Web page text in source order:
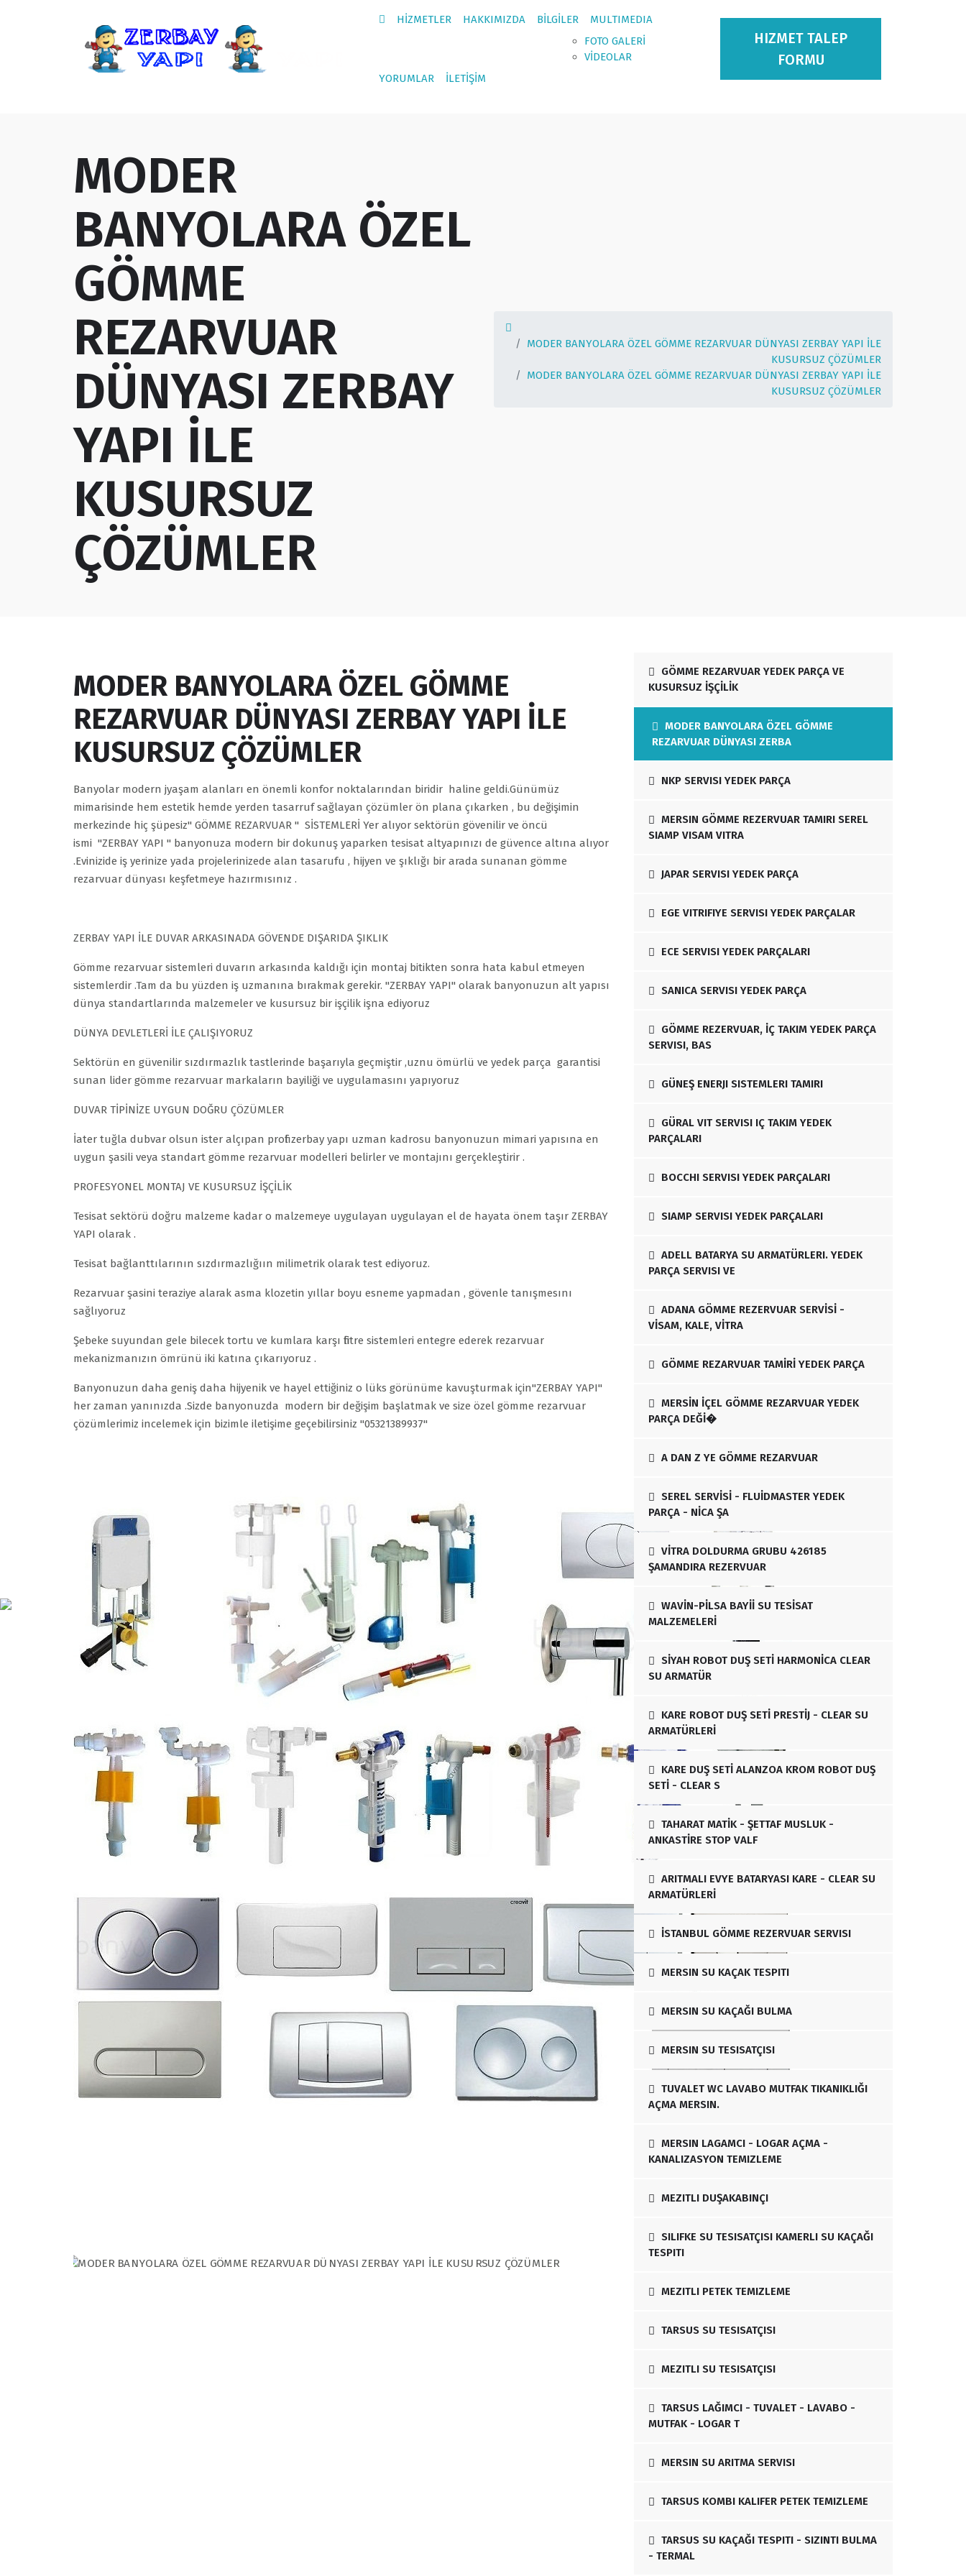
HİZMETLER HAKKIMIZDA BİLGİLER
MULTIMEDIA
FOTO GALERİ
VİDEOLAR
YORUMLAR
İLETİŞİM
HIZMET TALEP
FORMU
MODER
BANYOLARA ÖZEL
GÖMME
REZARVUAR
DÜNYASI ZERBAY
YAPI İLE
KUSURSUZ
ÇÖZÜMLER
MODER BANYOLARA ÖZEL GÖMME REZARVUAR DÜNYASI ZERBAY YAPI İLE
KUSURSUZ ÇÖZÜMLER
MODER BANYOLARA ÖZEL GÖMME REZARVUAR DÜNYASI ZERBAY YAPI İLE
KUSURSUZ ÇÖZÜMLER
MODER BANYOLARA ÖZEL GÖMME
REZARVUAR DÜNYASI ZERBAY YAPI İLE
KUSURSUZ ÇÖZÜMLER
Banyolar modern jyaşam alanları en önemli konfor noktalarından biridir haline geldi.Günümüz
mimarisinde hem estetik hemde yerden tasarruf sağlayan çözümler ön plana çıkarken , bu değişimin
merkezinde hiç şüpesiz" GÖMME REZARVUAR " SİSTEMLERİ Yer alıyor sektörün gövenilir ve öncü
ismi "ZERBAY YAPI " banyonuza modern bir dokunuş yaparken tesisat altyapınızı de güvence altına alıyor
.Evinizide iş yerinize yada projelerinizede alan tasarufu , hijyen ve şıklığı bir arada sunanan gömme
rezarvuar dünyası keşfetmeye hazırmısınız .
ZERBAY YAPI İLE DUVAR ARKASINADA GÖVENDE DIŞARIDA ŞIKLIK
Gömme rezarvuar sistemleri duvarın arkasında kaldığı için montaj bitikten sonra hata kabul etmeyen
sistemlerdir .Tam da bu yüzden iş uzmanına bırakmak gerekir. "ZERBAY YAPI" olarak banyonuzun alt yapısı
dünya standartlarında malzemeler ve kusursuz bir işçilik işna ediyoruz
DÜNYA DEVLETLERİ İLE ÇALIŞIYORUZ
Sektörün en güvenilir sızdırmazlık tastlerinde başarıyla geçmiştir ,uznu ömürlü ve yedek parça garantisi
sunan lider gömme rezarvuar markaların bayiliği ve uygulamasını yapıyoruz
DUVAR TİPİNİZE UYGUN DOĞRU ÇÖZÜMLER
İater tuğla dubvar olsun ister alçıpan profil zerbay yapı uzman kadrosu banyonuzun mimari yapısına en
uygun şasili veya standart gömme rezarvuar modelleri belirler ve montajını gerçekleştirir .
PROFESYONEL MONTAJ VE KUSURSUZ İŞÇİLİK
Tesisat sektörü doğru malzeme kadar o malzemeye uygulayan uygulayan el de hayata önem taşır ZERBAY
YAPI olarak .
Tesisat bağlanttılarının sızdırmazlığıın milimetrik olarak test ediyoruz.
Rezarvuar şasini teraziye alarak asma klozetin yıllar boyu esneme yapmadan , gövenle tanışmesını
sağlıyoruz
Şebeke suyundan gele bilecek tortu ve kumlara karşı filitre sistemleri entegre ederek rezarvuar
mekanizmanızın ömrünü iki katına çıkarıyoruz .
Banyonuzun daha geniş daha hijyenik ve hayel ettiğiniz o lüks görünüme kavuşturmak için"ZERBAY YAPI"
her zaman yanınızda .Sizde banyonuzda modern bir değişim başlatmak ve size özel gömme rezarvuar
çözümlerimiz incelemek için bizimle iletişime geçebilirsiniz "05321389937"
GÖMME REZARVUAR YEDEK PARÇA VE
KUSURSUZ İŞÇİLİK
MODER BANYOLARA ÖZEL GÖMME
REZARVUAR DÜNYASI ZERBA
NKP SERVISI YEDEK PARÇA
MERSIN GÖMME REZERVUAR TAMIRI SEREL
SIAMP VISAM VITRA
JAPAR SERVISI YEDEK PARÇA
EGE VITRIFIYE SERVISI YEDEK PARÇALAR
ECE SERVISI YEDEK PARÇALARI
SANICA SERVISI YEDEK PARÇA
GÖMME REZERVUAR, İÇ TAKIM YEDEK PARÇA
SERVISI, BAS
GÜNEŞ ENERJI SISTEMLERI TAMIRI
GÜRAL VIT SERVISI IÇ TAKIM YEDEK
PARÇALARI
BOCCHI SERVISI YEDEK PARÇALARI
SIAMP SERVISI YEDEK PARÇALARI
ADELL BATARYA SU ARMATÜRLERI. YEDEK
PARÇA SERVISI VE
ADANA GÖMME REZERVUAR SERVİSİ -
VİSAM, KALE, VİTRA
GÖMME REZARVUAR TAMİRİ YEDEK PARÇA
MERSİN İÇEL GÖMME REZARVUAR YEDEK
PARÇA DEĞİ�
A DAN Z YE GÖMME REZARVUAR
SEREL SERVİSİ - FLUİDMASTER YEDEK
PARÇA - NİCA ŞA
VİTRA DOLDURMA GRUBU 426185
ŞAMANDIRA REZERVUAR
WAVİN-PİLSA BAYİİ SU TESİSAT
MALZEMELERİ
SİYAH ROBOT DUŞ SETİ HARMONİCA CLEAR
SU ARMATÜR
KARE ROBOT DUŞ SETİ PRESTİJ - CLEAR SU
ARMATÜRLERİ
KARE DUŞ SETİ ALANZOA KROM ROBOT DUŞ
SETİ - CLEAR S
TAHARAT MATİK - ŞETTAF MUSLUK -
ANKASTİRE STOP VALF
ARITMALI EVYE BATARYASI KARE - CLEAR SU
ARMATÜRLERİ
İSTANBUL GÖMME REZERVUAR SERVISI
MERSIN SU KAÇAK TESPITI
MERSIN SU KAÇAĞI BULMA
MERSIN SU TESISATÇISI
TUVALET WC LAVABO MUTFAK TIKANIKLIĞI
AÇMA MERSIN.
MERSIN LAGAMCI - LOGAR AÇMA -
KANALIZASYON TEMIZLEME
MEZITLI DUŞAKABINÇI
SILIFKE SU TESISATÇISI KAMERLI SU KAÇAĞI
TESPITI
MEZITLI PETEK TEMIZLEME
TARSUS SU TESISATÇISI
MEZITLI SU TESISATÇISI
TARSUS LAĞIMCI - TUVALET - LAVABO -
MUTFAK - LOGAR T
MERSIN SU ARITMA SERVISI
TARSUS KOMBI KALIFER PETEK TEMIZLEME
TARSUS SU KAÇAĞI TESPITI - SIZINTI BULMA
- TERMAL